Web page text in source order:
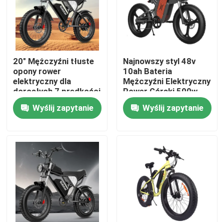
Wycieczka po fabryce
Kontrola jakości
Poprosić o wycenę
Rower elektryczny Ridstar
Elektryczne rowery miejskie
Fat Tire Elektryczny rower górski
20" Mężczyźni tłuste
opony rower
elektryczny dla
dorosłych 7 prędkości
biegów zasięg 40-
100KmWyślij zapytanie
Najnowszy styl 48v
10ah Bateria
Mężczyźni Elektryczny
Rower Górski 500w
Gładkie Jeździe
Wyślij zapytanie